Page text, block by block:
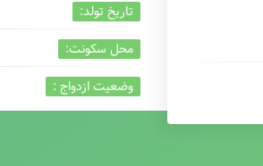
تاریخ تولد:
محل سکونت:
وضعیت ازدواج :